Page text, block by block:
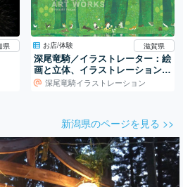
県 お店/体験 滋賀県
深尾竜騎／イラストレーター：絵
画と立体、イラストレーションの
世界深尾竜騎イラストレーション
新潟県のページを見る >>